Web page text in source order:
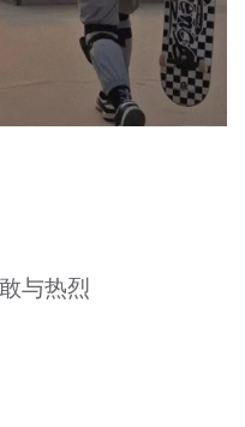
与热烈